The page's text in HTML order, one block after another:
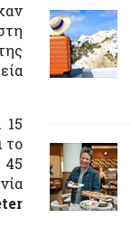
15
το
45